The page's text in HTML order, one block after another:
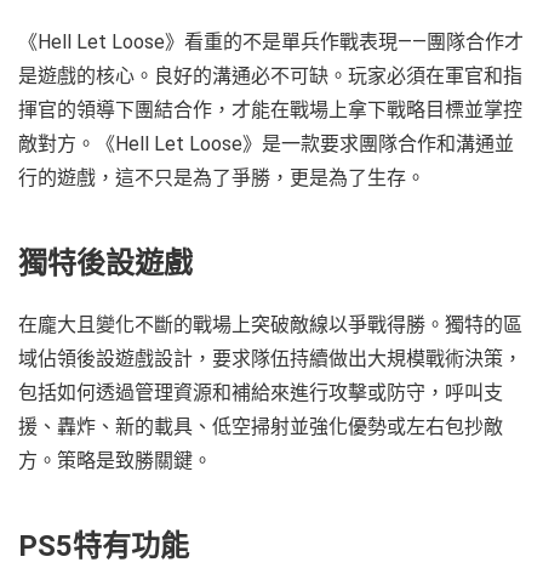
《Hell Let Loose》看重的不是單兵作戰表現——團隊合作才
是遊戲的核心。良好的溝通必不可缺。玩家必須在軍官和指
揮官的領導下團結合作，才能在戰場上拿下戰略目標並掌控
敵對方。《Hell Let Loose》是一款要求團隊合作和溝通並
行的遊戲，這不只是為了爭勝，更是為了生存。
獨特後設遊戲
在龐大且變化不斷的戰場上突破敵線以爭戰得勝。獨特的區
域佔領後設遊戲設計，要求隊伍持續做出大規模戰術決策，
包括如何透過管理資源和補給來進行攻擊或防守，呼叫支
援、轟炸、新的載具、低空掃射並強化優勢或左右包抄敵
方。策略是致勝關鍵。
PS5特有功能